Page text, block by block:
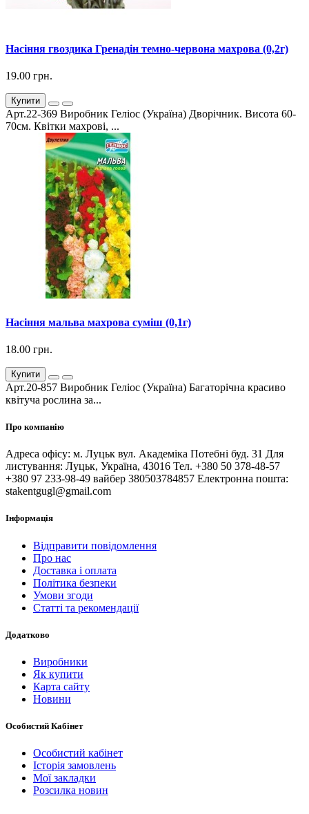
Насіння гвоздика Гренадін темно-червона махрова (0,2г)
19.00 грн.
Купити
Арт.22-369 Виробник Геліос (Україна) Дворічник. Висота 60-
70см. Квітки махрові, ...
Насіння мальва махрова суміш (0,1г)
18.00 грн.
Купити
Арт.20-857 Виробник Геліос (Україна) Багаторічна красиво
квітуча рослина за...
Про компанію
Адреса офісу: м. Луцьк вул. Академіка Потебні буд. 31 Для
листування: Луцьк, Україна, 43016 Тел. +380 50 378-48-57
+380 97 233-98-49 вайбер 380503784857 Електронна пошта:
stakentgugl@gmail.com
Інформація
Відправити повідомлення
Про нас
Доставка і оплата
Політика безпеки
Умови згоди
Статті та рекомендації
Додатково
Виробники
Як купити
Карта сайту
Новини
Особистий Кабінет
Особистий кабінет
Історія замовлень
Мої закладки
Розсилка новин